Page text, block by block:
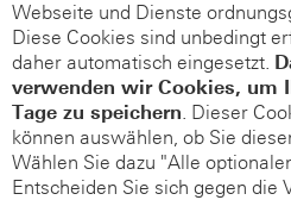
Webseite und Dienste
Diese Cookies sind unbedingt
daher automatisch eingesetzt.
verwenden wir Cookies, um
Tage zu speichern. Dieser
können auswählen, ob Sie
Wählen Sie dazu "Alle
Entscheiden Sie sich gegen die